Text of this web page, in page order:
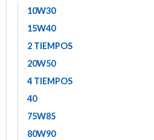
10W30
15W40
2 TIEMPOS
20W50
4 TIEMPOS
40
75W85
80W90